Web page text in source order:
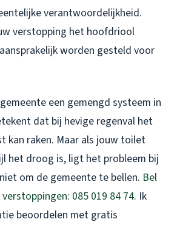
verantwoordelijkheid.
verstopping het hoofdriool
worden gesteld voor
een gemengd systeem in
dat bij hevige regenval het
kan raken. Maar als jouw toilet
het droog is, ligt het probleem bij
om de gemeente te bellen. Bel
085 019 84 74. Ik
beoordelen met gratis